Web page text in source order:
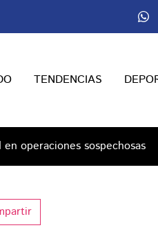
TENDENCIAS
operaciones sospechosas